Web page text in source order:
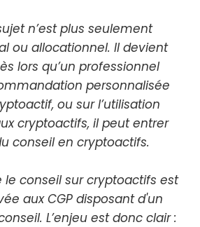
n’est plus seulement
ou allocationnel. Il devient
lors qu’un professionnel
personnalisée
ou sur l’utilisation
cryptoactifs, il peut entrer
conseil en cryptoactifs.
le conseil sur cryptoactifs est
aux CGP disposant d'un
L’enjeu est donc clair :